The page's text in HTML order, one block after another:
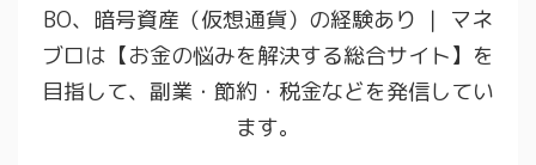
BO、暗号資産（仮想通貨）の経験あり ｜ マネ
ブロは【お金の悩みを解決する総合サイト】を
目指して、副業・節約・税金などを発信してい
ます。